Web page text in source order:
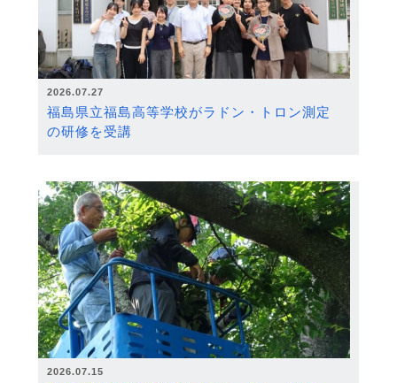
2026.07.27
福島県立福島高等学校がラドン・トロン測定
の研修を受講
2026.07.15